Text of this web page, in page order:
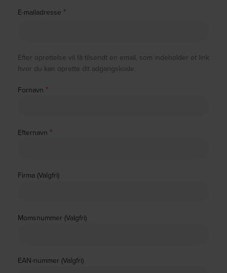
E-mailadresse *
Efter oprettelse vil få tilsendt en email, som indeholder et link
hvor du kan oprette dit adgangskode.
Fornavn *
Efternavn *
Firma (Valgfri)
Momsnummer (Valgfri)
EAN-nummer (Valgfri)